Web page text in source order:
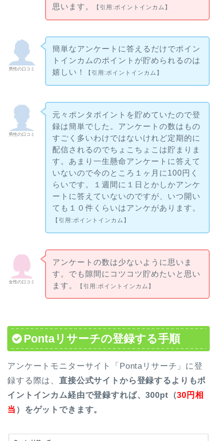
思います。
【引用:ポイントインカム】
男性の口コミ
簡単なアンケートに答えるだけでポイン
トインカムのポイントが貯められるのは
嬉しい！
【引用:ポイントインカム】
男性の口コミ
元々ポンタポイントを貯めていたので登
録は簡単でした。アンケートの数はもの
すごく多いわけではないけれど定期的に
配信されるのでちょこちょこは貯まりま
す。あまり一生懸命アンケートに答えて
いないので今のところ１ヶ月に100円く
らいです。１週間に１日とかしかアンケ
ートに答えていないのですが、いつ開い
ても１０件くらいはアンケがあります。
【引用:ポイントインカム】
女性の口コミ
アンケートの数は少ないように思いま
す。でも隙間にコツコツ貯めたいと思い
ます。
【引用:ポイントインカム】
Pontaリサーチの登録する手順
アンケートモニターサイト「Pontaリサーチ」に登
録する際は、直接公式サイトから登録するよりもポ
イントインカム経由で登録すれば、300pt（30円相
当 ） をゲットできます。